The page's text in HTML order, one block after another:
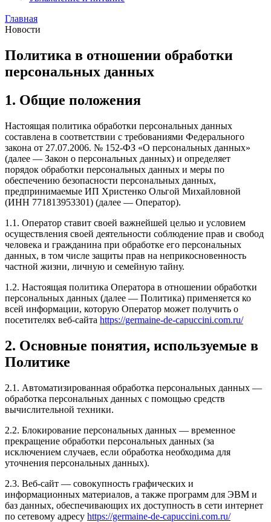
Главная
Новости
Политика в отношении обработки
персональных данных
1. Общие положения
Настоящая политика обработки персональных данных
составлена в соответствии с требованиями Федерального
закона от 27.07.2006. № 152-ФЗ «О персональных данных»
(далее — Закон о персональных данных) и определяет
порядок обработки персональных данных и меры по
обеспечению безопасности персональных данных,
предпринимаемые ИП Христенко Ольгой Михайловной
(ИНН 771813953301) (далее — Оператор).
1.1. Оператор ставит своей важнейшей целью и условием
осуществления своей деятельности соблюдение прав и свобод
человека и гражданина при обработке его персональных
данных, в том числе защиты прав на неприкосновенность
частной жизни, личную и семейную тайну.
1.2. Настоящая политика Оператора в отношении обработки
персональных данных (далее — Политика) применяется ко
всей информации, которую Оператор может получить о
посетителях веб-сайта https://germaine-de-capuccini.com.ru/
2. Основные понятия, используемые в
Политике
2.1. Автоматизированная обработка персональных данных —
обработка персональных данных с помощью средств
вычислительной техники.
2.2. Блокирование персональных данных — временное
прекращение обработки персональных данных (за
исключением случаев, если обработка необходима для
уточнения персональных данных).
2.3. Веб-сайт — совокупность графических и
информационных материалов, а также программ для ЭВМ и
баз данных, обеспечивающих их доступность в сети интернет
по сетевому адресу https://germaine-de-capuccini.com.ru/